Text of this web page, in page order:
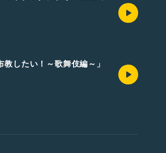
したい！～歌舞伎編～」